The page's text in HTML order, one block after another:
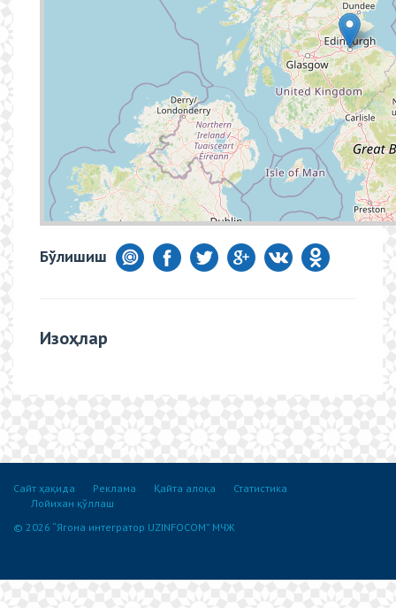
Бўлишиш
Изоҳлар
Сайт ҳақида Реклама Қайта алоқа
Статистика
Лойихан қўллаш
© 2026 “Ягона интегратор UZINFOCOM” МЧЖ